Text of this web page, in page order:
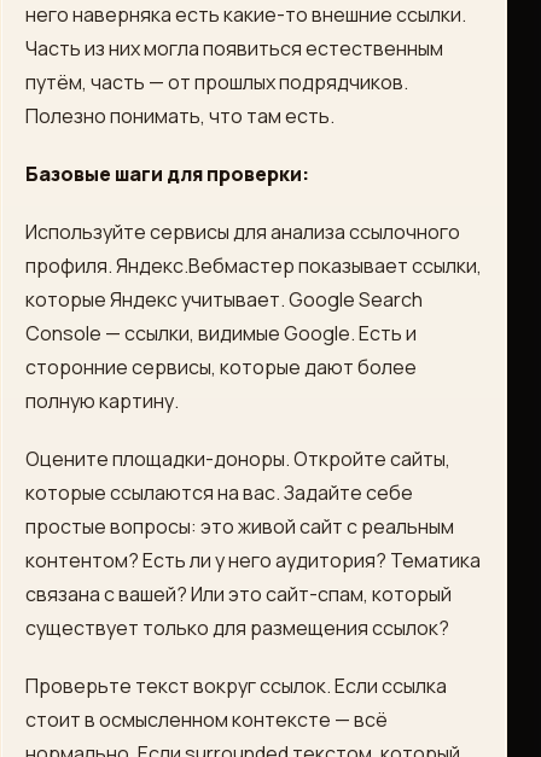
него наверняка есть какие-то внешние ссылки.
Часть из них могла появиться естественным
путём, часть — от прошлых подрядчиков.
Полезно понимать, что там есть.
Базовые шаги для проверки:
Используйте сервисы для анализа ссылочного
профиля. Яндекс.Вебмастер показывает ссылки,
которые Яндекс учитывает. Google Search
Console — ссылки, видимые Google. Есть и
сторонние сервисы, которые дают более
полную картину.
Оцените площадки-доноры. Откройте сайты,
которые ссылаются на вас. Задайте себе
простые вопросы: это живой сайт с реальным
контентом? Есть ли у него аудитория? Тематика
связана с вашей? Или это сайт-спам, который
существует только для размещения ссылок?
Проверьте текст вокруг ссылок. Если ссылка
стоит в осмысленном контексте — всё